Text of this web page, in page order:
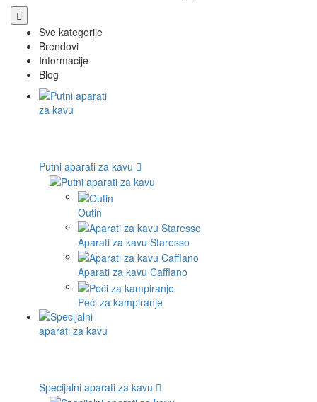
Sve kategorije
Brendovi
Informacije
Blog
Putni aparati za kavu
Outin
Aparati za kavu Staresso
Aparati za kavu Cafflano
Peći za kampiranje
Specijalni aparati za kavu